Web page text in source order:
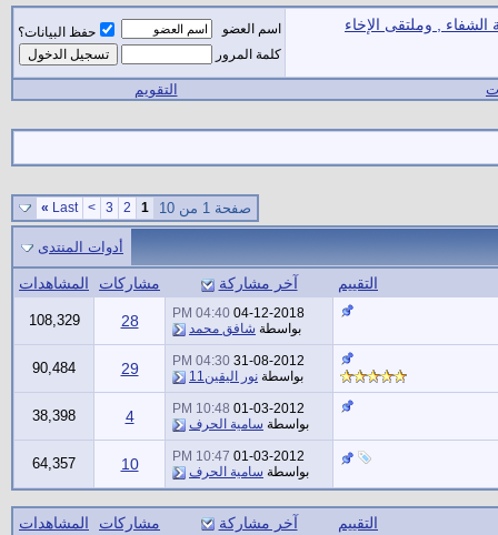
الشفاء , وملتقى الإخاء اسم العضو
حفظ البيانات؟
كلمة المرور
التقويم
صفحة 1 من 10 1
2
3
>
Last
»
أدوات المنتدى
التقييم آخر مشاركة مشاركات المشاهدات
04-12-2018
04:40 PM
بواسطة شافق محمد 28
108,329
31-08-2012
04:30 PM
بواسطة نور اليقين11 29
90,484
01-03-2012
10:48 PM
بواسطة سامية الحرف 4
38,398
01-03-2012
10:47 PM
بواسطة سامية الحرف 10
64,357
التقييم آخر مشاركة مشاركات المشاهدات